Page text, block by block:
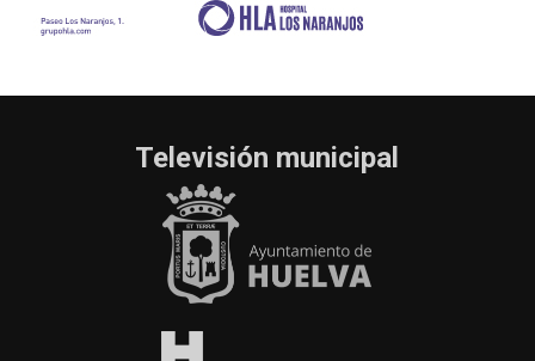
Televisión municipal